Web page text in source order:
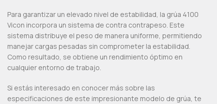
Para garantizar un elevado nivel de estabilidad, la grúa 4100
Vicon incorpora un sistema de contra contrapeso. Este
sistema distribuye el peso de manera uniforme, permitiendo
manejar cargas pesadas sin comprometer la estabilidad.
Como resultado, se obtiene un rendimiento óptimo en
cualquier entorno de trabajo.
Si estás interesado en conocer más sobre las
especificaciones de este impresionante modelo de grúa, te